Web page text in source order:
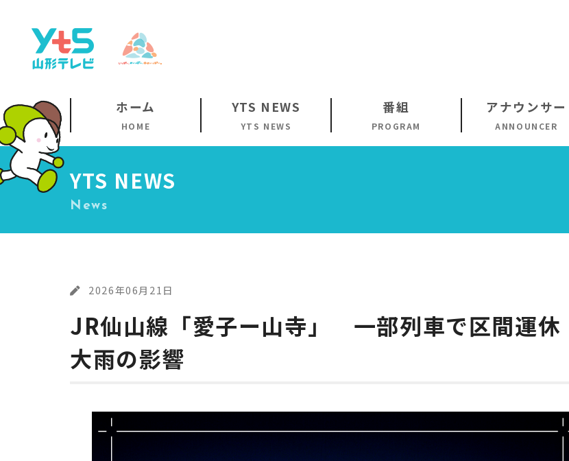
ホーム
HOME
YTS NEWS
YTS NEWS
番組
PROGRAM
アナウンサー
ANNOUNCER
YTS NEWS
News
2026年06月21日
JR仙山線「愛子ー山寺」 一部列車で区間運休
大雨の影響